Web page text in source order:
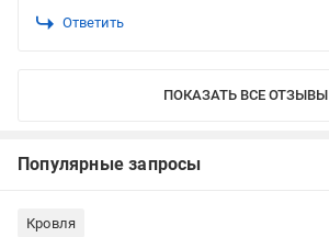
Ответить
ПОКАЗАТЬ ВСЕ ОТЗЫВЫ
Популярные запросы
Кровля